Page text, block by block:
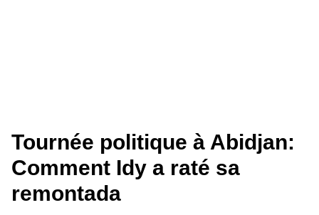
Tournée politique à Abidjan:
Comment Idy a raté sa
remontada